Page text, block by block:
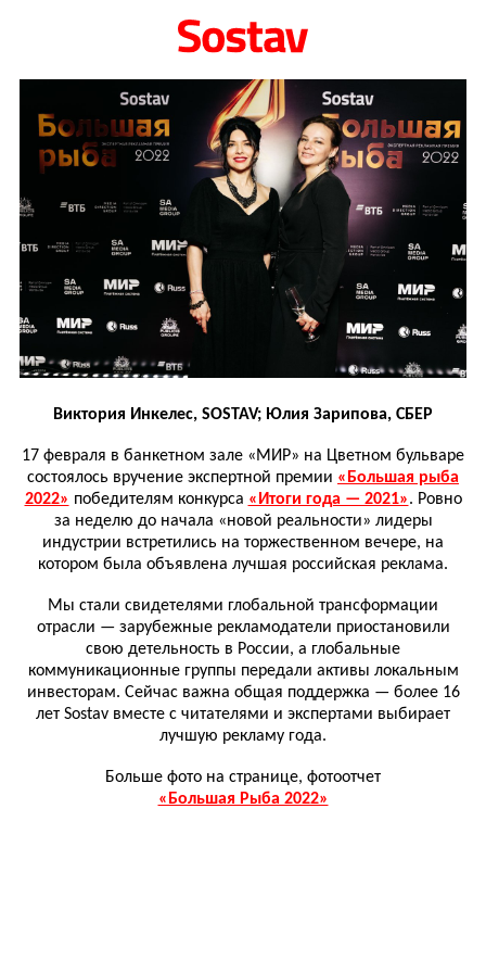
Виктория Инкелес, SOSTAV; Юлия Зарипова, СБЕР
17 февраля в банкетном зале «МИР» на Цветном бульваре
состоялось вручение экспертной премии «Большая рыба
2022» победителям конкурса «Итоги года — 2021». Ровно
за неделю до начала «новой реальности» лидеры
индустрии встретились на торжественном вечере, на
котором была объявлена лучшая российская реклама.
Мы стали свидетелями глобальной трансформации
отрасли — зарубежные рекламодатели приостановили
свою детельность в России, а глобальные
коммуникационные группы передали активы локальным
инвесторам. Сейчас важна общая поддержка — более 16
лет Sostav вместе с читателями и экспертами выбирает
лучшую рекламу года.
Больше фото на странице, фотоотчет
«Большая Рыба 2022»